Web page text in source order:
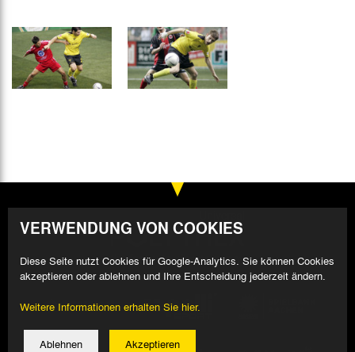
VERWENDUNG VON COOKIES
Diese Seite nutzt Cookies für Google-Analytics. Sie können Cookies
akzeptieren oder ablehnen und Ihre Entscheidung jederzeit ändern.
Weitere Informationen erhalten Sie hier.
Ablehnen Akzeptieren